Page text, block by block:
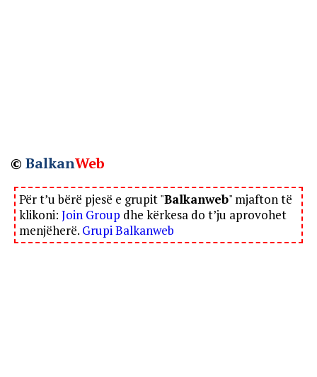
© BalkanWeb
Për t’u bërë pjesë e grupit "Balkanweb" mjafton të
klikoni: Join Group dhe kërkesa do t’ju aprovohet
menjëherë. Grupi Balkanweb